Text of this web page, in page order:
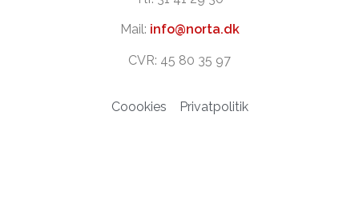
Mail: info@norta.dk
CVR: 45 80 35 97
Coookies Privatpolitik